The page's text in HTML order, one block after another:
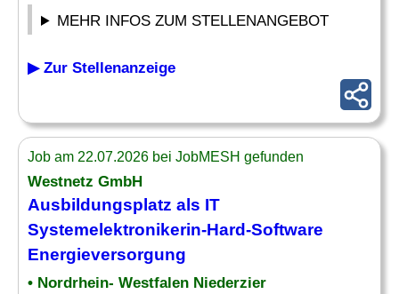
MEHR INFOS ZUM STELLENANGEBOT
▶ Zur Stellenanzeige
Job am 22.07.2026 bei JobMESH gefunden
Westnetz GmbH
Ausbildungsplatz als IT
Systemelektronikerin-Hard-Software
Energieversorgung
• Nordrhein- Westfalen Niederzier